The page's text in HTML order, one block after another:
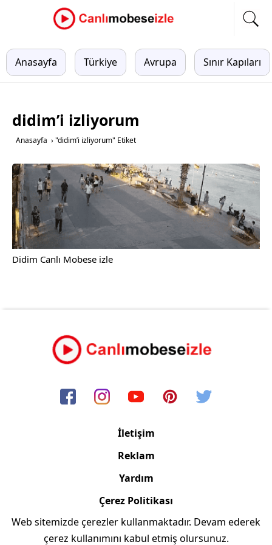
Anasayfa Türkiye Avrupa Sınır Kapıları
didim’i izliyorum
Anasayfa › "didim’i izliyorum" Etiket
Didim Canlı Mobese izle
İletişim
Reklam
Yardım
Çerez Politikası
Copyright © 2006/2024 Canlimobeseizle.com
Web sitemizde çerezler kullanmaktadır. Devam ederek
çerez kullanımını kabul etmiş olursunuz.